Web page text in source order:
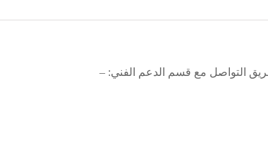
التواصل مع قسم الدعم الفني: –